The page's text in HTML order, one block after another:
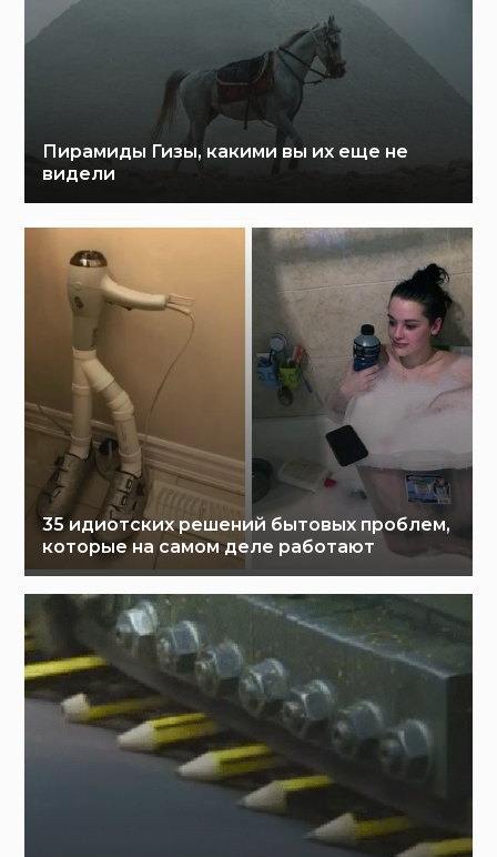
Пирамиды Гизы, какими вы их еще не
видели
35 идиотских решений бытовых проблем,
которые на самом деле работают